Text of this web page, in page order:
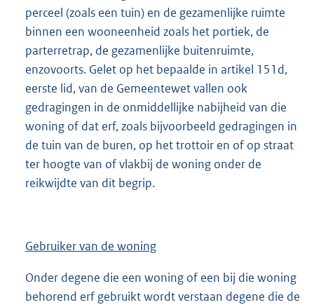
perceel (zoals een tuin) en de gezamenlijke ruimte
binnen een wooneenheid zoals het portiek, de
parterretrap, de gezamenlijke buitenruimte,
enzovoorts. Gelet op het bepaalde in artikel 151d,
eerste lid, van de Gemeentewet vallen ook
gedragingen in de onmiddellijke nabijheid van die
woning of dat erf, zoals bijvoorbeeld gedragingen in
de tuin van de buren, op het trottoir en of op straat
ter hoogte van of vlakbij de woning onder de
reikwijdte van dit begrip.
Gebruiker van de woning
Onder degene die een woning of een bij die woning
behorend erf gebruikt wordt verstaan degene die de